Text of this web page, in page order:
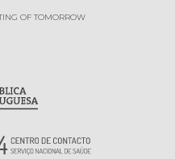
OF TOMORROW